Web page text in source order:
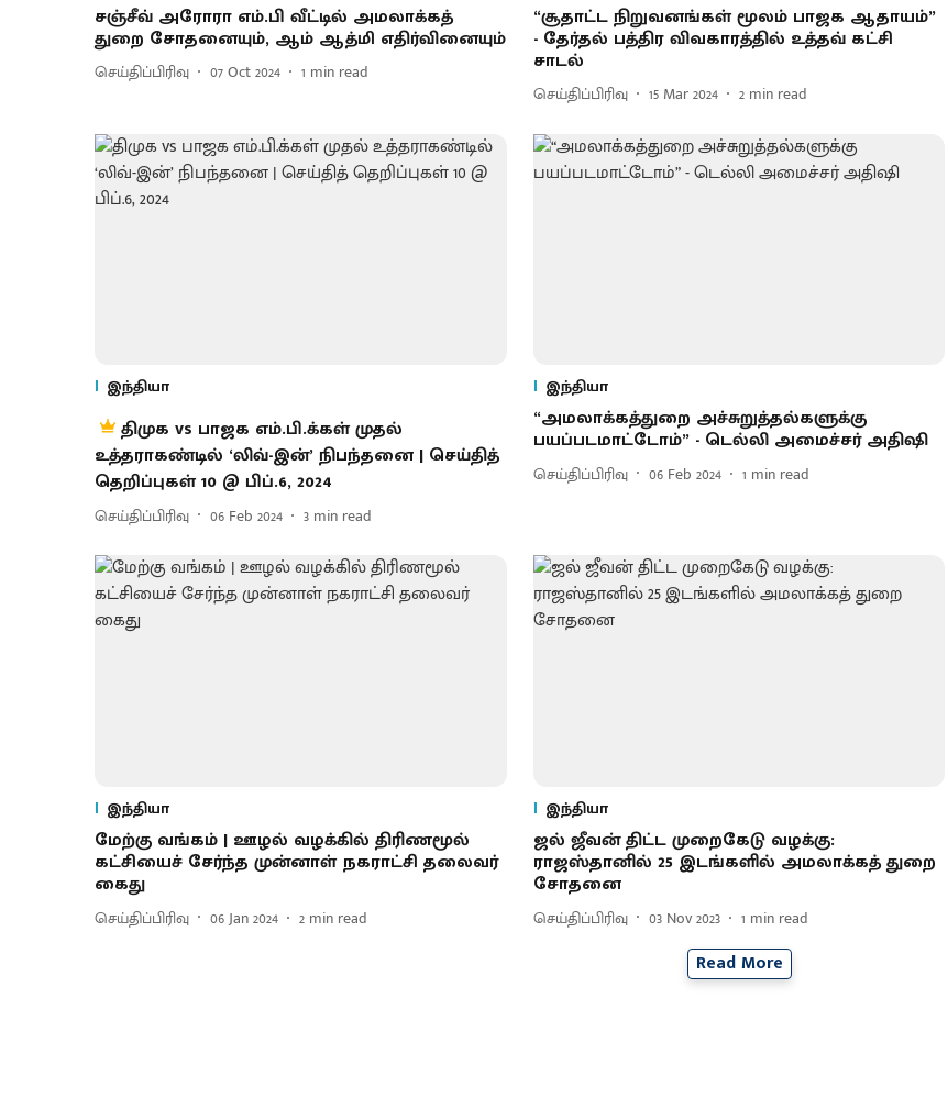
சஞ்சீவ் அரோரா எம்.பி வீட்டில் அமலாக்கத்
துறை சோதனையும், ஆம் ஆத்மி எதிர்வினையும்
செய்திப்பிரிவு 07 Oct 2024 1 min read
“சூதாட்ட நிறுவனங்கள் மூலம் பாஜக ஆதாயம்”
- தேர்தல் பத்திர விவகாரத்தில் உத்தவ் கட்சி
சாடல்
செய்திப்பிரிவு 15 Mar 2024 2 min read
இந்தியா
திமுக vs பாஜக எம்.பி.க்கள் முதல்
உத்தராகண்டில் ‘லிவ்-இன்’ நிபந்தனை | செய்தித்
தெறிப்புகள் 10 @ பிப்.6, 2024
செய்திப்பிரிவு 06 Feb 2024 3 min read
இந்தியா
“அமலாக்கத்துறை அச்சுறுத்தல்களுக்கு
பயப்படமாட்டோம்” - டெல்லி அமைச்சர் அதிஷி
செய்திப்பிரிவு 06 Feb 2024 1 min read
இந்தியா
மேற்கு வங்கம் | ஊழல் வழக்கில் திரிணமூல்
கட்சியைச் சேர்ந்த முன்னாள் நகராட்சி தலைவர்
கைது
செய்திப்பிரிவு 06 Jan 2024 2 min read
இந்தியா
ஜல் ஜீவன் திட்ட முறைகேடு வழக்கு:
ராஜஸ்தானில் 25 இடங்களில் அமலாக்கத் துறை
சோதனை
செய்திப்பிரிவு 03 Nov 2023 1 min read
Read More